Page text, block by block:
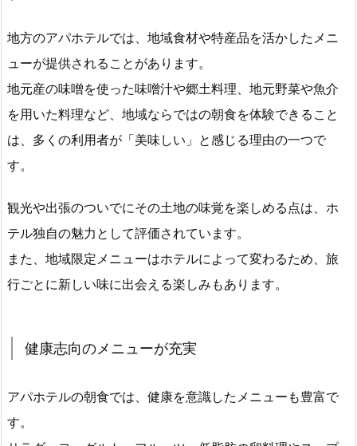
地方のアパホテルでは、地域食材や特産品を活かしたメニ
ューが提供されることがあります。
地元産の味噌を使った味噌汁や郷土料理、地元野菜や魚介
を用いた料理など、地域ならではの朝食を体験できること
は、多くの利用者が「美味しい」と感じる理由の一つで
す。
観光や出張のついでにその土地の味覚を楽しめる点は、ホ
テル独自の魅力として評価されています。
また、地域限定メニューはホテルによって変わるため、旅
行ごとに新しい味に出会える楽しみもあります。
健康志向のメニューが充実
アパホテルの朝食では、健康を意識したメニューも豊富で
す。